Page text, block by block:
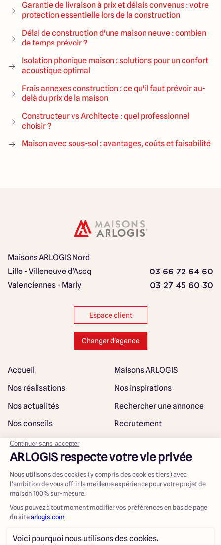
Garantie de livraison à prix et délais convenus : votre
protection essentielle lors de la construction
Délai de construction d'une maison neuve : combien
de temps prévoir ?
Isolation phonique maison : solutions pour un confort
acoustique optimal
Frais annexes construction : ce qu'il faut prévoir au-
delà du prix de la maison
Constructeur vs Architecte : quel professionnel
choisir ?
Maison avec sous-sol : avantages, coûts et faisabilité
Maisons ARLOGIS Nord
Lille - Villeneuve d'Ascq
03 66 72 64 60
Valenciennes - Marly 03 27 45 60 30
Espace client
Changer d'agence
Accueil
Maisons ARLOGIS
Nos réalisations
Nos inspirations
Nos actualités
Rechercher une annonce
Nos conseils
Recrutement
Mentions légales
Rejoindre notre réseau
@ Maisons ARLOGIS 2023